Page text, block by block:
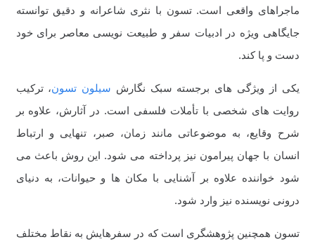
ماجراهای واقعی است. تسون با نثری شاعرانه و دقیق توانسته
جایگاهی ویژه در ادبیات سفر و طبیعت نویسی معاصر برای خود
دست و پا کند.
یکی از ویژگی های برجسته سبک نگارش سیلون تسون، ترکیب
روایت های شخصی با تأملات فلسفی است. در آثارش، علاوه بر
شرح وقایع، به موضوعاتی مانند زمان، صبر، تنهایی و ارتباط
انسان با جهان پیرامون نیز پرداخته می شود. این روش باعث می
شود خواننده علاوه بر آشنایی با مکان ها و حیوانات، به دنیای
درونی نویسنده نیز وارد شود.
تسون همچنین پژوهشگری است که در سفرهایش به نقاط مختلف